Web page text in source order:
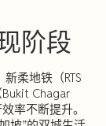
阶段
柔地铁（RTS
Chagar
率不断提升。